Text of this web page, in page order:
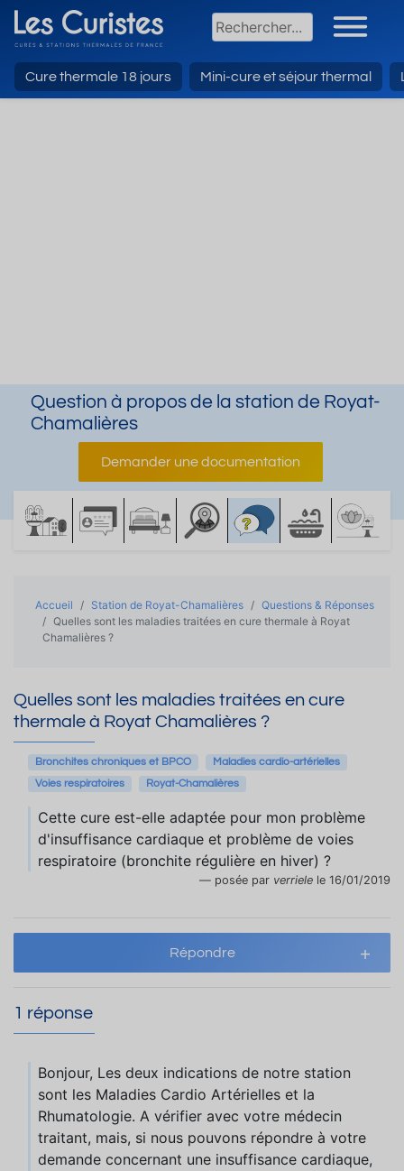
Cure thermale 18 jours Mini-cure et séjour thermal
Question à propos de la station de Royat-
Chamalières
Demander une documentation
Accueil Station de Royat-Chamalières
Questions & Réponses
Quelles sont les maladies traitées en cure thermale à Royat
Chamalières ?
Quelles sont les maladies traitées en cure
thermale à Royat Chamalières ?
Bronchites chroniques et BPCO
Maladies cardio-artérielles
Voies respiratoires
Royat-Chamalières
Cette cure est-elle adaptée pour mon problème
d'insuffisance cardiaque et problème de voies
respiratoire (bronchite régulière en hiver) ?
posée par verriele le 16/01/2019
Répondre
1 réponse
Bonjour, Les deux indications de notre station
sont les Maladies Cardio Artérielles et la
Rhumatologie. A vérifier avec votre médecin
traitant, mais, si nous pouvons répondre à votre
demande concernant une insuffisance cardiaque,